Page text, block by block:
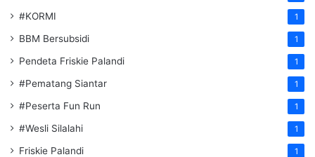
#KORMI 1
BBM Bersubsidi 1
Pendeta Friskie Palandi 1
#Pematang Siantar 1
#Peserta Fun Run 1
#Wesli Silalahi 1
Friskie Palandi 1